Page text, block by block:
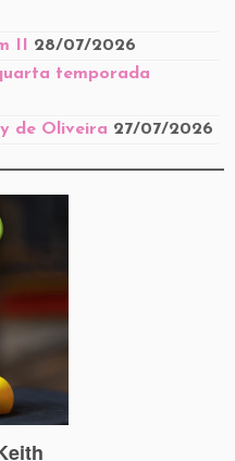
II
28/07/2026
temporada
de Oliveira 27/07/2026